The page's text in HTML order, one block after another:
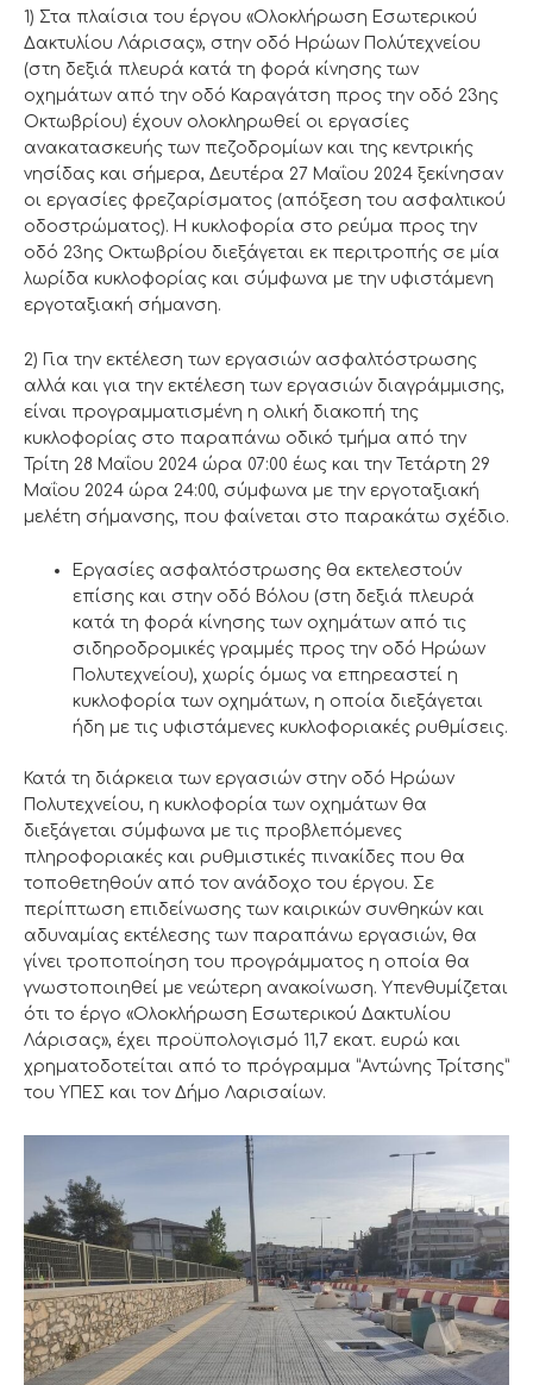
1) Στα πλαίσια του έργου «Ολοκλήρωση Εσωτερικού
Δακτυλίου Λάρισας», στην οδό Ηρώων Πολύτεχνείου
(στη δεξιά πλευρά κατά τη φορά κίνησης των
οχημάτων από την οδό Καραγάτση προς την οδό 23ης
Οκτωβρίου) έχουν ολοκληρωθεί οι εργασίες
ανακατασκευής των πεζοδρομίων και της κεντρικής
νησίδας και σήμερα, Δευτέρα 27 Μαΐου 2024 ξεκίνησαν
οι εργασίες φρεζαρίσματος (απόξεση του ασφαλτικού
οδοστρώματος). Η κυκλοφορία στο ρεύμα προς την
οδό 23ης Οκτωβρίου διεξάγεται εκ περιτροπής σε μία
λωρίδα κυκλοφορίας και σύμφωνα με την υφιστάμενη
εργοταξιακή σήμανση.
2) Για την εκτέλεση των εργασιών ασφαλτόστρωσης
αλλά και για την εκτέλεση των εργασιών διαγράμμισης,
είναι προγραμματισμένη η ολική διακοπή της
κυκλοφορίας στο παραπάνω οδικό τμήμα από την
Τρίτη 28 Μαΐου 2024 ώρα 07:00 έως και την Τετάρτη 29
Μαΐου 2024 ώρα 24:00, σύμφωνα με την εργοταξιακή
μελέτη σήμανσης, που φαίνεται στο παρακάτω σχέδιο.
Εργασίες ασφαλτόστρωσης θα εκτελεστούν
επίσης και στην οδό Βόλου (στη δεξιά πλευρά
κατά τη φορά κίνησης των οχημάτων από τις
σιδηροδρομικές γραμμές προς την οδό Ηρώων
Πολυτεχνείου), χωρίς όμως να επηρεαστεί η
κυκλοφορία των οχημάτων, η οποία διεξάγεται
ήδη με τις υφιστάμενες κυκλοφοριακές ρυθμίσεις.
Κατά τη διάρκεια των εργασιών στην οδό Ηρώων
Πολυτεχνείου, η κυκλοφορία των οχημάτων θα
διεξάγεται σύμφωνα με τις προβλεπόμενες
πληροφοριακές και ρυθμιστικές πινακίδες που θα
τοποθετηθούν από τον ανάδοχο του έργου. Σε
περίπτωση επιδείνωσης των καιρικών συνθηκών και
αδυναμίας εκτέλεσης των παραπάνω εργασιών, θα
γίνει τροποποίηση του προγράμματος η οποία θα
γνωστοποιηθεί με νεώτερη ανακοίνωση. Υπενθυμίζεται
ότι το έργο «Ολοκλήρωση Εσωτερικού Δακτυλίου
Λάρισας», έχει προϋπολογισμό 11,7 εκατ. ευρώ και
χρηματοδοτείται από το πρόγραμμα “Αντώνης Τρίτσης”
του ΥΠΕΣ και τον Δήμο Λαρισαίων.